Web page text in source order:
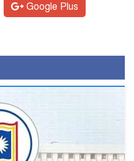
Google Plus